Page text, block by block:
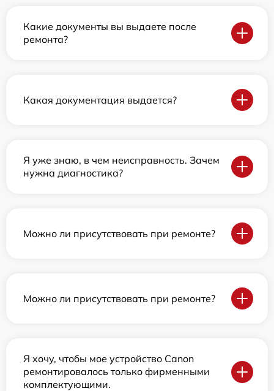
Какие документы вы выдаете после
ремонта?
Какая документация выдается?
Я уже знаю, в чем неисправность. Зачем
нужна диагностика?
Можно ли присутствовать при ремонте?
Можно ли присутствовать при ремонте?
Я хочу, чтобы мое устройство Canon
ремонтировалось только фирменными
комплектующими.